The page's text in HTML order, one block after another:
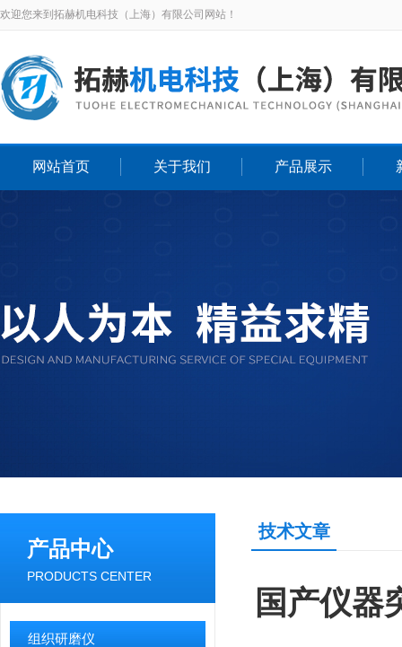
欢迎您来到拓赫机电科技（上海）有限公司网站！
网站首页 关于我们 产品展示
产品中心
PRODUCTS CENTER
组织研磨仪
技术文章
国产仪器